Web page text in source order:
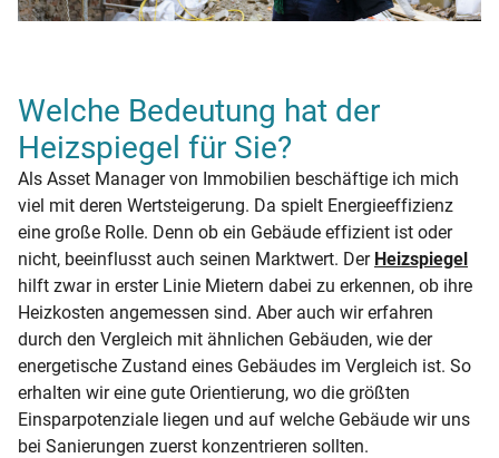
Welche Bedeutung hat der
Heizspiegel für Sie?
Als Asset Manager von Immobilien beschäftige ich mich
viel mit deren Wertsteigerung. Da spielt Energieeffizienz
eine große Rolle. Denn ob ein Gebäude effizient ist oder
nicht, beeinflusst auch seinen Marktwert. Der Heizspiegel
hilft zwar in erster Linie Mietern dabei zu erkennen, ob ihre
Heizkosten angemessen sind. Aber auch wir erfahren
durch den Vergleich mit ähnlichen Gebäuden, wie der
energetische Zustand eines Gebäudes im Vergleich ist. So
erhalten wir eine gute Orientierung, wo die größten
Einsparpotenziale liegen und auf welche Gebäude wir uns
bei Sanierungen zuerst konzentrieren sollten.